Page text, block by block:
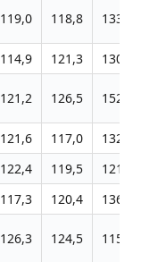
119,0 118,8 133,2
114,9 121,3
130,8
121,2 126,5 152,1
121,6 117,0
132,8
122,4 119,5
121,5
117,3 120,4
136,2
126,3 124,5 115,3